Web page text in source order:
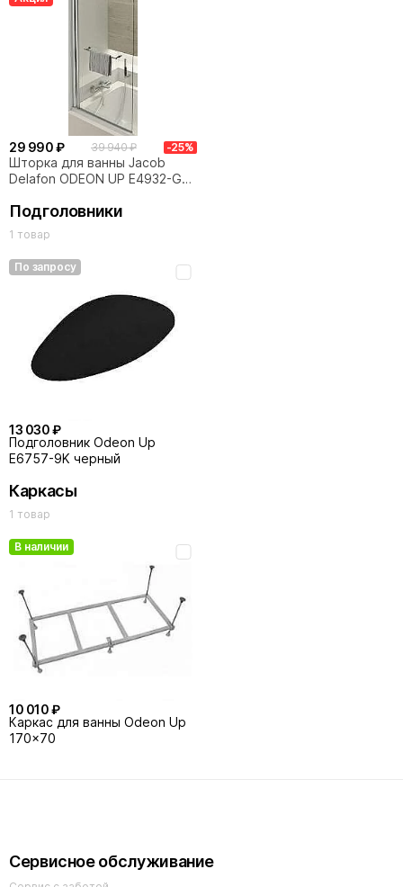
29 990 ₽ 39 940 ₽ -25%
Шторка для ванны Jacob
Delafon ODEON UP E4932-GA
Подголовники
1 товар
По запросу
13 030 ₽
Подголовник Odeon Up
E6757-9K черный
Каркасы
1 товар
В наличии
10 010 ₽
Каркас для ванны Odeon Up
170x70
Сервисное обслуживание